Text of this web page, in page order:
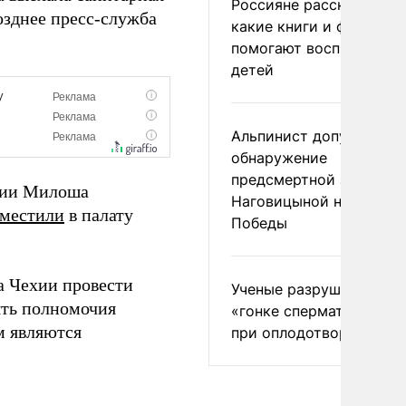
пресс-служба
Милоша
в палату
Чехии провести
полномочия
являются
Россияне рассказали,
какие книги и фильмы
помогают воспитывать
детей
Альпинист допустил
обнаружение
предсмертной записки
Наговицыной на пике
Победы
Ученые разрушили миф
«гонке
при оплодотворении